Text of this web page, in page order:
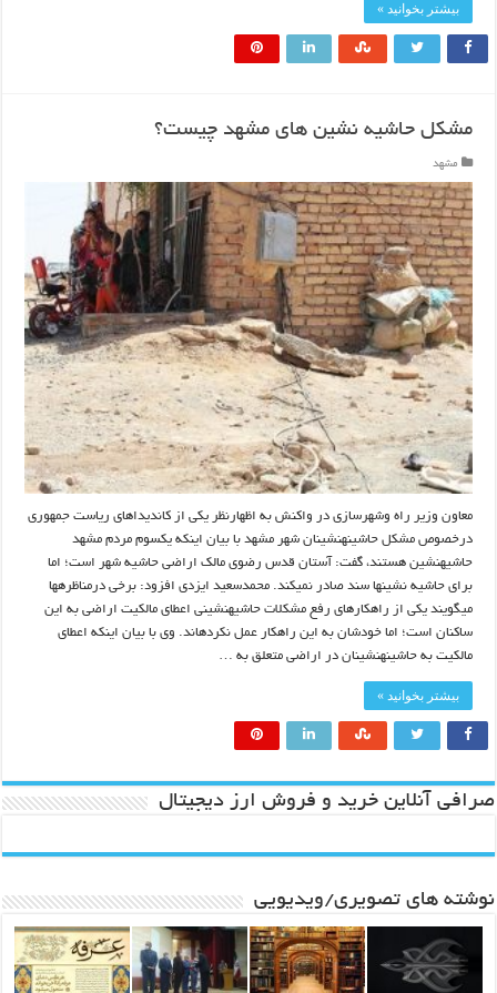
بیشتر بخوانید »
مشکل حاشیه‌ نشین ‏های مشهد چیست؟
مشهد
معاون وزیر راه‏ وشهرسازی در واکنش به اظهارنظر یکی از کاندیداهای ریاست جمهوری
درخصوص مشکل حاشینه‏نشینان شهر مشهد با بیان اینکه یک‏سوم مردم مشهد
حاشیه‏نشین هستند، گفت: آستان قدس رضوی مالک اراضی حاشیه شهر است؛ اما
برای حاشیه نشین‏ها سند صادر نمی‏کند. محمدسعید ایزدی افزود: برخی درمناظره‏ها
می‏گویند یکی از راهکارهای رفع مشکلات حاشیه‏نشینی اعطای مالکیت اراضی به این
ساکنان است؛ اما خودشان به این راهکار عمل نکرده‏اند. وی با بیان اینکه اعطای
مالکیت به حاشینه‏نشینان در اراضی متعلق به …
بیشتر بخوانید »
صرافی آنلاین خرید و فروش ارز دیجیتال
نوشته های تصویری/ویدیویی